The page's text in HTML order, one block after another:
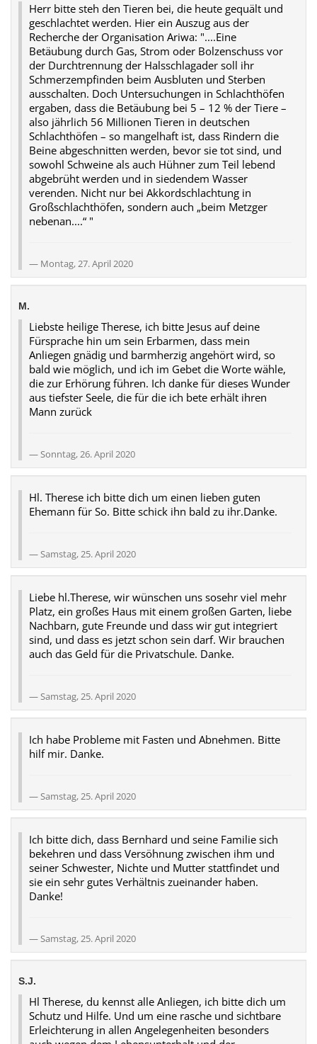
Herr bitte steh den Tieren bei, die heute gequält und
geschlachtet werden. Hier ein Auszug aus der
Recherche der Organisation Ariwa: "....Eine
Betäubung durch Gas, Strom oder Bolzenschuss vor
der Durchtrennung der Halsschlagader soll ihr
Schmerzempfinden beim Ausbluten und Sterben
ausschalten. Doch Untersuchungen in Schlachthöfen
ergaben, dass die Betäubung bei 5 – 12 % der Tiere –
also jährlich 56 Millionen Tieren in deutschen
Schlachthöfen – so mangelhaft ist, dass Rindern die
Beine abgeschnitten werden, bevor sie tot sind, und
sowohl Schweine als auch Hühner zum Teil lebend
abgebrüht werden und in siedendem Wasser
verenden. Nicht nur bei Akkordschlachtung in
Großschlachthöfen, sondern auch „beim Metzger
nebenan....“ "
Montag, 27. April 2020
M.
Liebste heilige Therese, ich bitte Jesus auf deine
Fürsprache hin um sein Erbarmen, dass mein
Anliegen gnädig und barmherzig angehört wird, so
bald wie möglich, und ich im Gebet die Worte wähle,
die zur Erhörung führen. Ich danke für dieses Wunder
aus tiefster Seele, die für die ich bete erhält ihren
Mann zurück
Sonntag, 26. April 2020
Hl. Therese ich bitte dich um einen lieben guten
Ehemann für So. Bitte schick ihn bald zu ihr.Danke.
Samstag, 25. April 2020
Liebe hl.Therese, wir wünschen uns sosehr viel mehr
Platz, ein großes Haus mit einem großen Garten, liebe
Nachbarn, gute Freunde und dass wir gut integriert
sind, und dass es jetzt schon sein darf. Wir brauchen
auch das Geld für die Privatschule. Danke.
Samstag, 25. April 2020
Ich habe Probleme mit Fasten und Abnehmen. Bitte
hilf mir. Danke.
Samstag, 25. April 2020
Ich bitte dich, dass Bernhard und seine Familie sich
bekehren und dass Versöhnung zwischen ihm und
seiner Schwester, Nichte und Mutter stattfindet und
sie ein sehr gutes Verhältnis zueinander haben.
Danke!
Samstag, 25. April 2020
S.J.
Hl Therese, du kennst alle Anliegen, ich bitte dich um
Schutz und Hilfe. Und um eine rasche und sichtbare
Erleichterung in allen Angelegenheiten besonders